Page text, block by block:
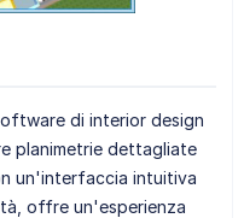
di interior design
planimetrie dettagliate
un'interfaccia intuitiva
offre un'esperienza